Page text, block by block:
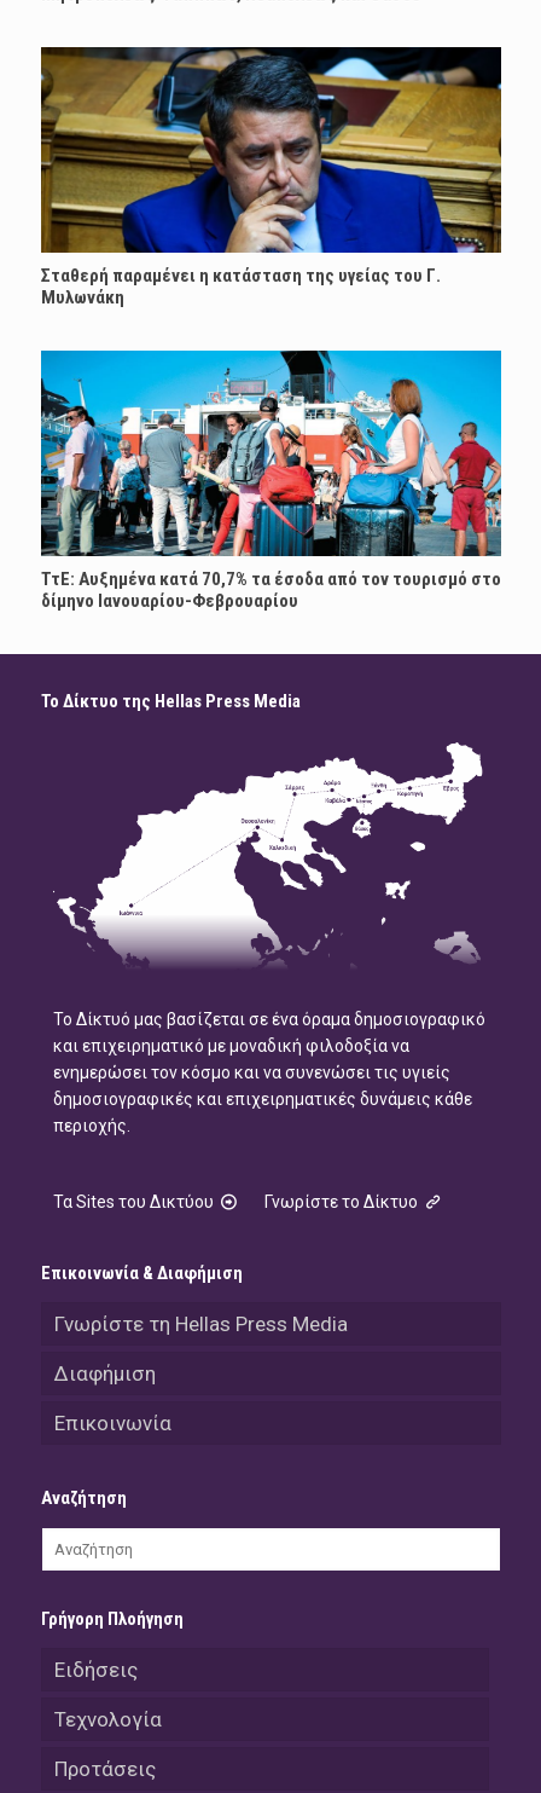
Σταθερή παραμένει η κατάσταση της υγείας του Γ.
Μυλωνάκη
ΤτΕ: Αυξημένα κατά 70,7% τα έσοδα από τον τουρισμό στο
δίμηνο Ιανουαρίου-Φεβρουαρίου
Το Δίκτυο της Hellas Press Media
Το Δίκτυό μας βασίζεται σε ένα όραμα δημοσιογραφικό
και επιχειρηματικό με μοναδική φιλοδοξία να
ενημερώσει τον κόσμο και να συνενώσει τις υγιείς
δημοσιογραφικές και επιχειρηματικές δυνάμεις κάθε
περιοχής.
Τα Sites του Δικτύου Γνωρίστε το Δίκτυο
Επικοινωνία & Διαφήμιση
Γνωρίστε τη Hellas Press Media
Διαφήμιση
Επικοινωνία
Αναζήτηση
Γρήγορη Πλοήγηση
Ειδήσεις
Τεχνολογία
Προτάσεις